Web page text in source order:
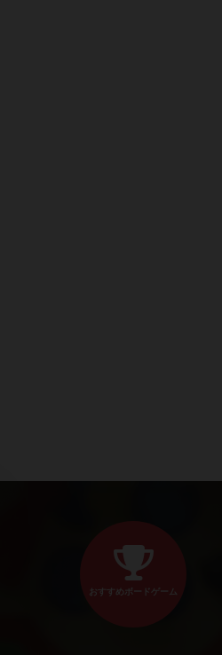
おすすめボードゲーム